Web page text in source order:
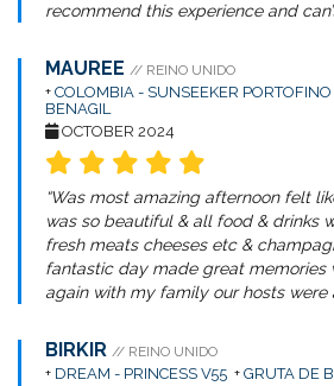
recommend this experience and
MAUREE // REINO UNIDO
+ COLOMBIA - SUNSEEKER PORTOFINO
BENAGIL
OCTOBER 2024
“Was most amazing afternoon felt
was so beautiful & all food & drinks
fresh meats cheeses etc &
fantastic day made great memories
again with my family our hosts were
BIRKIR // REINO UNIDO
+ DREAM - PRINCESS V55 + GRUTA DE